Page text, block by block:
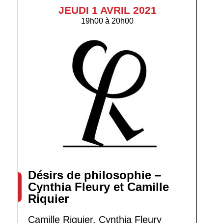
JEUDI 1 AVRIL 2021
19h00 à 20h00
Désirs de philosophie –
Cynthia Fleury et Camille
Riquier
Camille Riquier, Cynthia Fleury